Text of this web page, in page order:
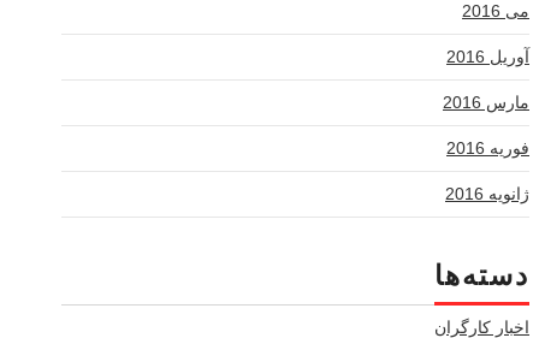
می 2016
آوریل 2016
مارس 2016
فوریه 2016
ژانویه 2016
دسته‌ها
اخبار کارگران